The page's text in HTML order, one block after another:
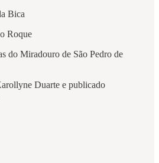
Bica
Roque
do Miradouro de São Pedro de
Duarte e publicado